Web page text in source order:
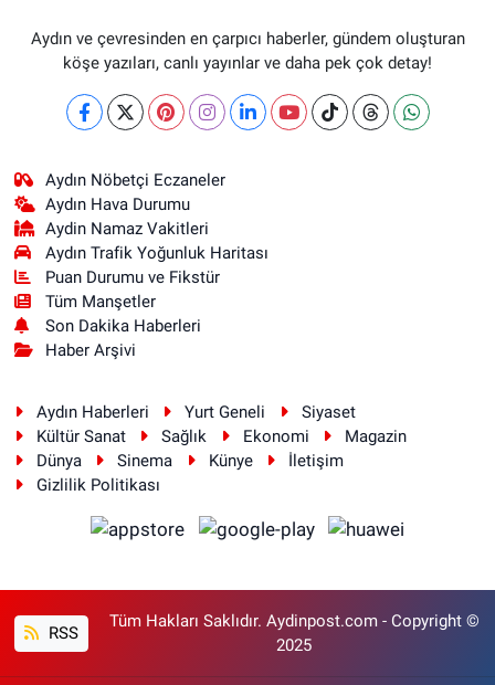
Aydın ve çevresinden en çarpıcı haberler, gündem oluşturan
köşe yazıları, canlı yayınlar ve daha pek çok detay!
Aydın Nöbetçi Eczaneler
Aydın Hava Durumu
Aydin Namaz Vakitleri
Aydın Trafik Yoğunluk Haritası
Puan Durumu ve Fikstür
Tüm Manşetler
Son Dakika Haberleri
Haber Arşivi
Aydın Haberleri Yurt Geneli
Siyaset
Kültür Sanat
Sağlık Ekonomi
Magazin
Dünya
Sinema Künye
İletişim
Gizlilik Politikası
RSS
Tüm Hakları Saklıdır. Aydinpost.com - Copyright ©
2025